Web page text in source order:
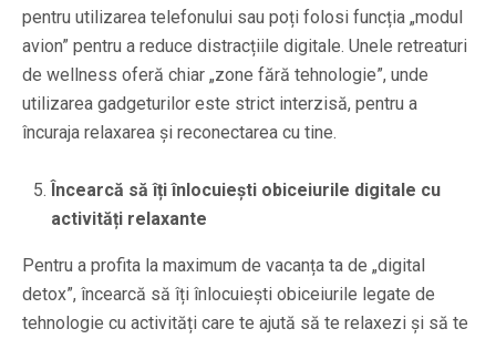
pentru utilizarea telefonului sau poți folosi funcția „modul
avion” pentru a reduce distracțiile digitale. Unele retreaturi
de wellness oferă chiar „zone fără tehnologie”, unde
utilizarea gadgeturilor este strict interzisă, pentru a
încuraja relaxarea și reconectarea cu tine.
Încearcă să îți înlocuiești obiceiurile digitale cu
activități relaxante
Pentru a profita la maximum de vacanța ta de „digital
detox”, încearcă să îți înlocuiești obiceiurile legate de
tehnologie cu activități care te ajută să te relaxezi și să te